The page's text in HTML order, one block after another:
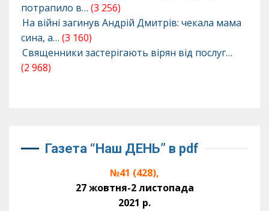
потрапило в… (3 256)
На війні загинув Андрій Дмитрів: чекала мама
сина, а… (3 160)
Священники застерігають вірян від послуг…
(2 968)
Газета “Наш ДЕНЬ” в pdf
№41 (428),
27 жовтня-2 листопада
2021 р.